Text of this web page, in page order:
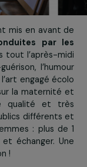
soutenues
.
afin